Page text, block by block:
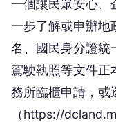
一個讓民眾安心、
一步了解或申辦地
名、國民身分證統
駕駛執照等文件正
務所臨櫃申請，或
（https://